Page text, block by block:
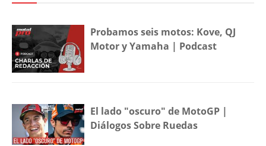
Probamos seis motos: Kove, QJ
Motor y Yamaha | Podcast
El lado "oscuro" de MotoGP |
Diálogos Sobre Ruedas